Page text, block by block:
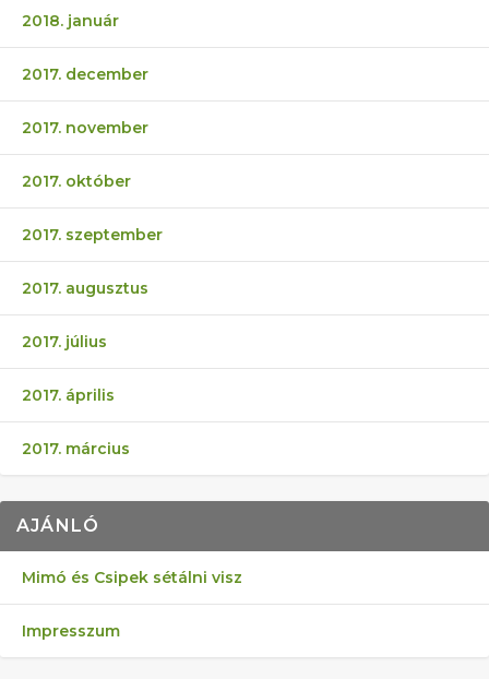
2018. január
2017. december
2017. november
2017. október
2017. szeptember
2017. augusztus
2017. július
2017. április
2017. március
AJÁNLÓ
Mimó és Csipek sétálni visz
Impresszum